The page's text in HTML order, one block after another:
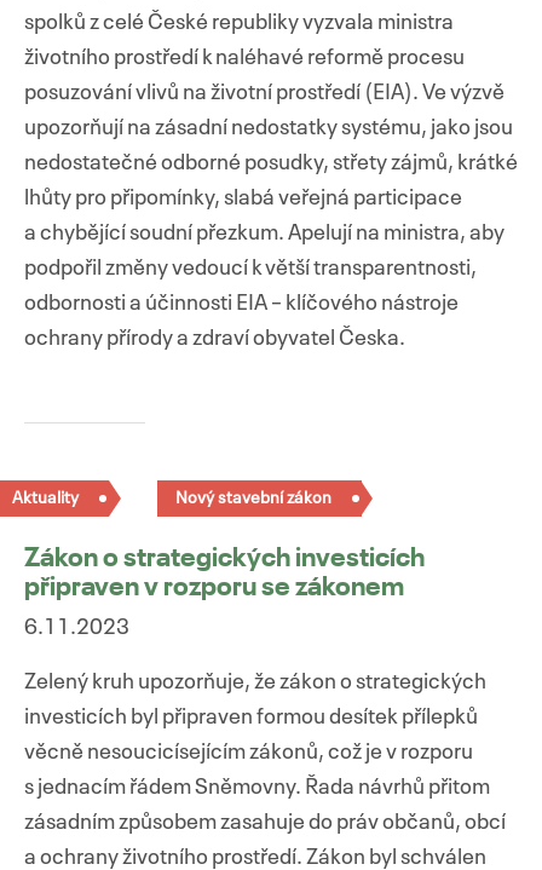
Přejít
obsahu
webu
spolků z celé České republiky vyzvala ministra
životního prostředí k naléhavé reformě procesu
posuzování vlivů na životní prostředí (EIA). Ve výzvě
upozorňují na zásadní nedostatky systému, jako jsou
nedostatečné odborné posudky, střety zájmů, krátké
lhůty pro připomínky, slabá veřejná participace
a chybějící soudní přezkum. Apelují na ministra, aby
podpořil změny vedoucí k větší transparentnosti,
odbornosti a účinnosti EIA – klíčového nástroje
ochrany přírody a zdraví obyvatel Česka.
Aktuality Nový stavební zákon
Zákon o strategických investicích
připraven v rozporu se zákonem
6.11.2023
Zelený kruh upozorňuje, že zákon o strategických
investicích byl připraven formou desítek přílepků
věcně nesoucicísejícím zákonů, což je v rozporu
s jednacím řádem Sněmovny. Řada návrhů přitom
zásadním způsobem zasahuje do práv občanů, obcí
a ochrany životního prostředí. Zákon byl schválen